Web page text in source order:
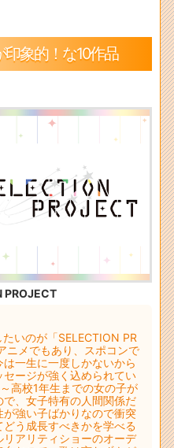
象的！な10作品
PROJECT
いのが「SELECTION PR
ニメでもあり、スポコンで
一生に一度しかないから
ージが強く込められてい
高校1年生までの女の子が
、女子特有の人間関係だ
強い子ばかりなので衝突
う成長すべきかを学べる
アリティショーのオーデ